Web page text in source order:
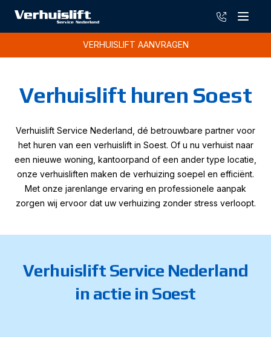
Menu
085-
VERHUISLIFT AANVRAGEN
Verhuislift huren Soest
Verhuislift Service Nederland, dé betrouwbare partner voor
het huren van een verhuislift in Soest. Of u nu verhuist naar
een nieuwe woning, kantoorpand of een ander type locatie,
onze verhuisliften maken de verhuizing soepel en efficiënt.
Met onze jarenlange ervaring en professionele aanpak
zorgen wij ervoor dat uw verhuizing zonder stress verloopt.
Verhuislift Service Nederland
in actie in Soest